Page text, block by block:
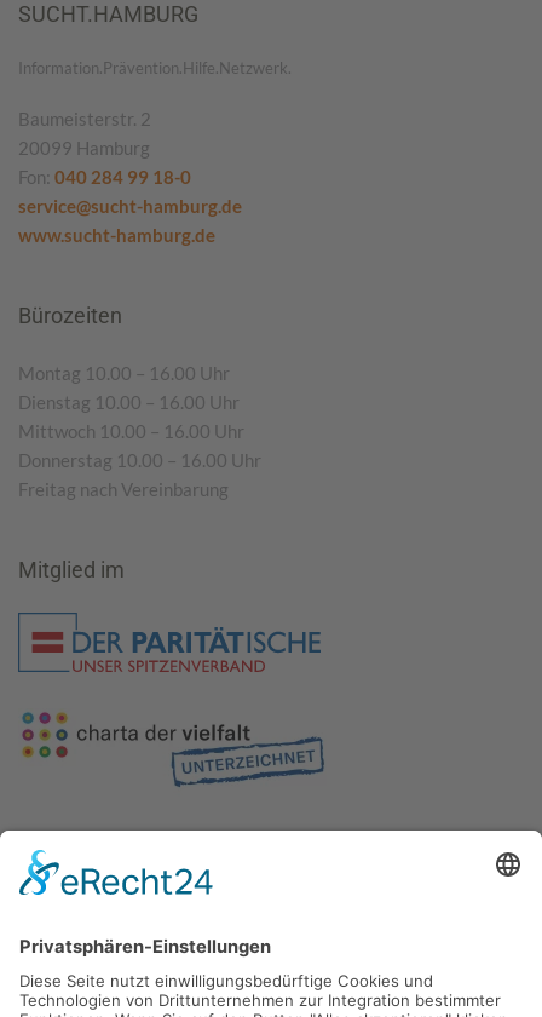
SUCHT.HAMBURG
Information.Prävention.Hilfe.Netzwerk.
Baumeisterstr. 2
20099 Hamburg
Fon: 040 284 99 18-0
service@sucht-hamburg.de
www.sucht-hamburg.de
Bürozeiten
Montag 10.00 – 16.00 Uhr
Dienstag 10.00 – 16.00 Uhr
Mittwoch 10.00 – 16.00 Uhr
Donnerstag 10.00 – 16.00 Uhr
Freitag nach Vereinbarung
Mitglied im